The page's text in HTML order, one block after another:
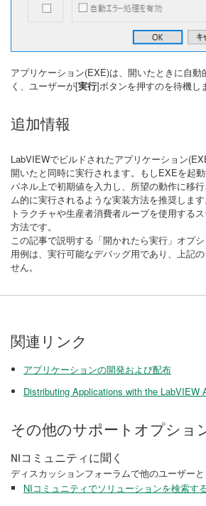
アプリケーション(EXE)は、開いたときに自動
く、ユーザーが[実行]ボタンを押すのを待機し
追加情報
LabVIEWでビルドされたアプリケーション
開いたと同時に実行されます。もしEXEを起
パネル上で初期値を入力し、所望の動作に移
ム的に実行されるような実装方法を推奨しま
トラクチャや生産者消費者ループを使用する
方法です。
この記事で説明する「開かれたら実行」オプ
用例は、実行可能なデバッグ用であり、上記
せん。
関連リンク
アプリケーションの開発および配布
Distributing Applications with the LabVIEW
その他のサポートオプショ
NIコミュニティに聞く
ディスカッションフォーラムで他のユーザー
NIコミュニティでソリューションを検索す